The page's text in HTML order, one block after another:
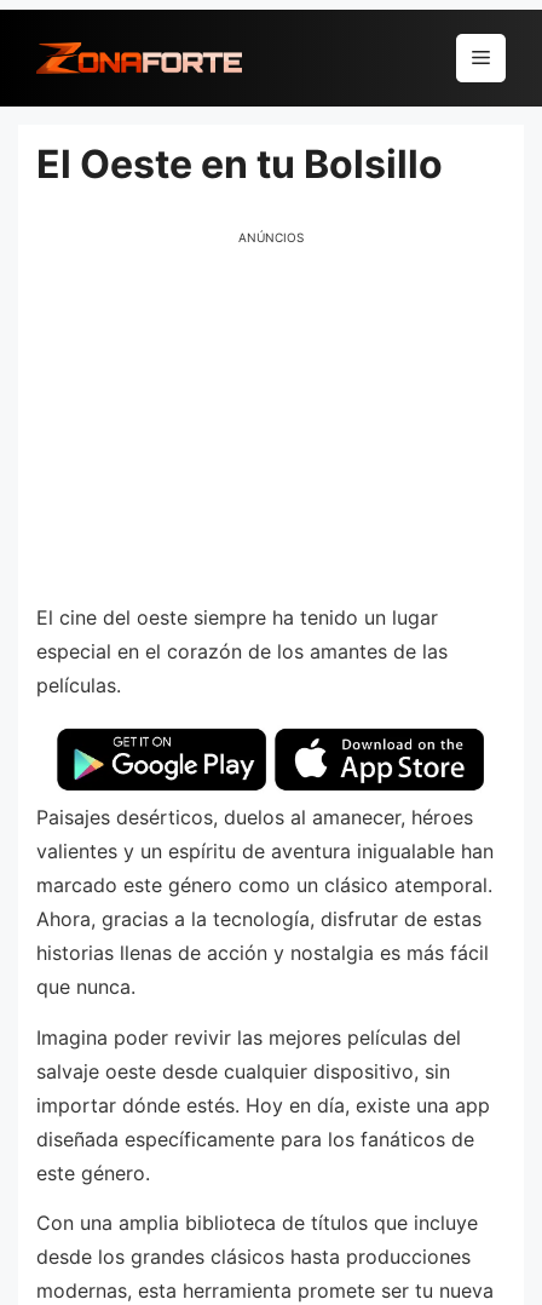
para
conteúdo
Menu
El Oeste en tu Bolsillo
ANÚNCIOS
El cine del oeste siempre ha tenido un lugar
especial en el corazón de los amantes de las
películas.
Paisajes desérticos, duelos al amanecer, héroes
valientes y un espíritu de aventura inigualable han
marcado este género como un clásico atemporal.
Ahora, gracias a la tecnología, disfrutar de estas
historias llenas de acción y nostalgia es más fácil
que nunca.
Imagina poder revivir las mejores películas del
salvaje oeste desde cualquier dispositivo, sin
importar dónde estés. Hoy en día, existe una app
diseñada específicamente para los fanáticos de
este género.
Con una amplia biblioteca de títulos que incluye
desde los grandes clásicos hasta producciones
modernas, esta herramienta promete ser tu nueva